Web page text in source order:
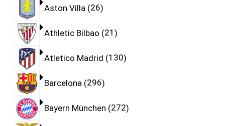
Aston Villa 26
Athletic Bilbao 21
Atletico Madrid 130
Barcelona 296
Bayern München 272